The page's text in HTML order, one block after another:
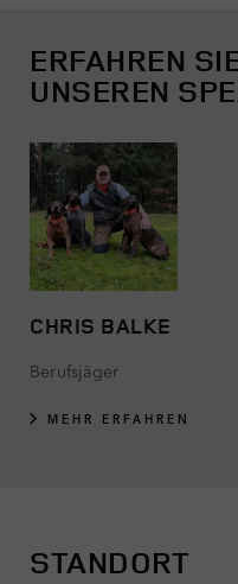
ERFAHREN
UNSEREN
CHRIS BALKE
Berufsjäger
MEHR ERFAHREN
STANDORT